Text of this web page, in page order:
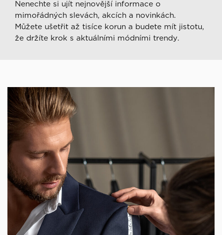
Nenechte si ujít nejnovější informace o
mimořádných slevách, akcích a novinkách.
Můžete ušetřit až tisíce korun a budete mít jistotu,
že držíte krok s aktuálními módními trendy.